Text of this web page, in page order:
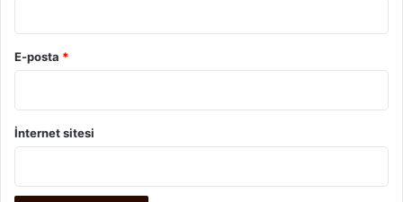
E-posta *
İnternet sitesi